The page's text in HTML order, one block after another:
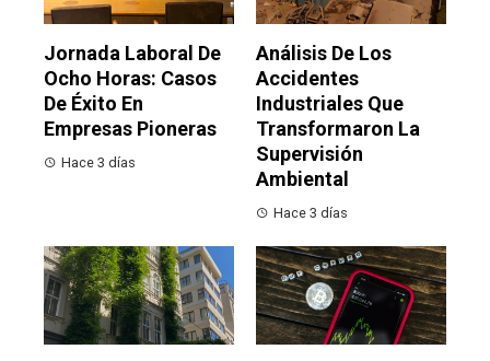
Jornada Laboral De
Ocho Horas: Casos
De Éxito En
Empresas Pioneras
Hace 3 días
Análisis De Los
Accidentes
Industriales Que
Transformaron La
Supervisión
Ambiental
Hace 3 días